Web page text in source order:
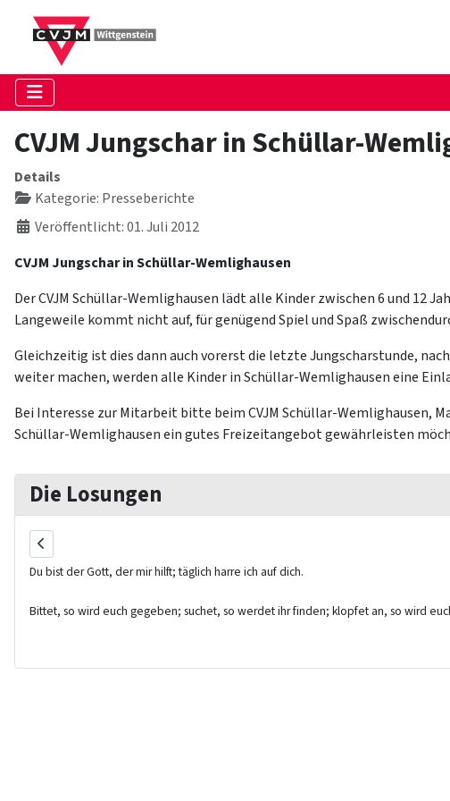
CVJM Jungschar in Schüllar-
Details
Kategorie: Presseberichte
Veröffentlicht: 01. Juli 2012
CVJM Jungschar in Schüllar-Wemlighausen
Der CVJM Schüllar-Wemlighausen lädt alle Kinder zwischen 6 und 12
Langeweile kommt nicht auf, für genügend Spiel und Spaß
Gleichzeitig ist dies dann auch vorerst die letzte Jungscharstunde,
weiter machen, werden alle Kinder in Schüllar-Wemlighausen eine
Bei Interesse zur Mitarbeit bitte beim CVJM Schüllar-Wemlighausen,
Schüllar-Wemlighausen ein gutes Freizeitangebot gewährleisten
Die Losungen
Du bist der Gott, der mir hilft; täglich harre ich auf dich.
Bittet, so wird euch gegeben; suchet, so werdet ihr finden; klopfet an, so wird